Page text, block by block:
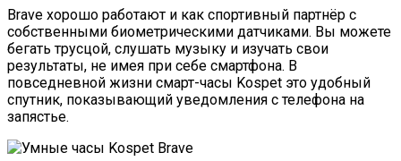
Brave хорошо работают и как спортивный партнёр с
собственными биометрическими датчиками. Вы можете
бегать трусцой, слушать музыку и изучать свои
результаты, не имея при себе смартфона. В
повседневной жизни смарт-часы Kospet это удобный
спутник, показывающий уведомления с телефона на
запястье.